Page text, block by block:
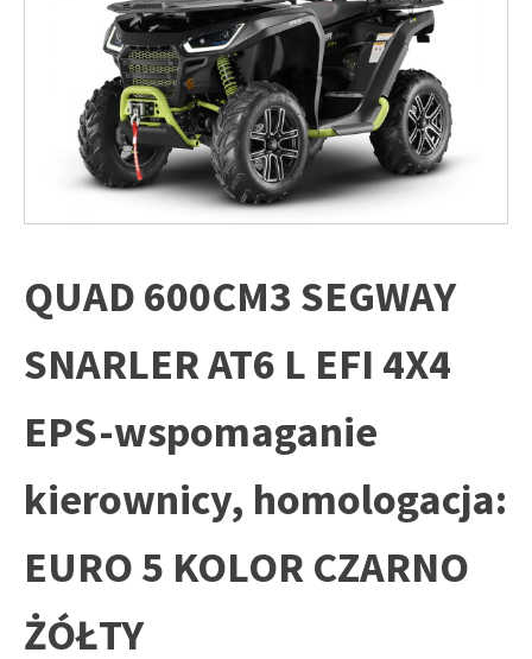
QUAD 600CM3 SEGWAY
SNARLER AT6 L EFI 4X4
EPS-wspomaganie
kierownicy, homologacja:
EURO 5 KOLOR CZARNO
ŻÓŁTY